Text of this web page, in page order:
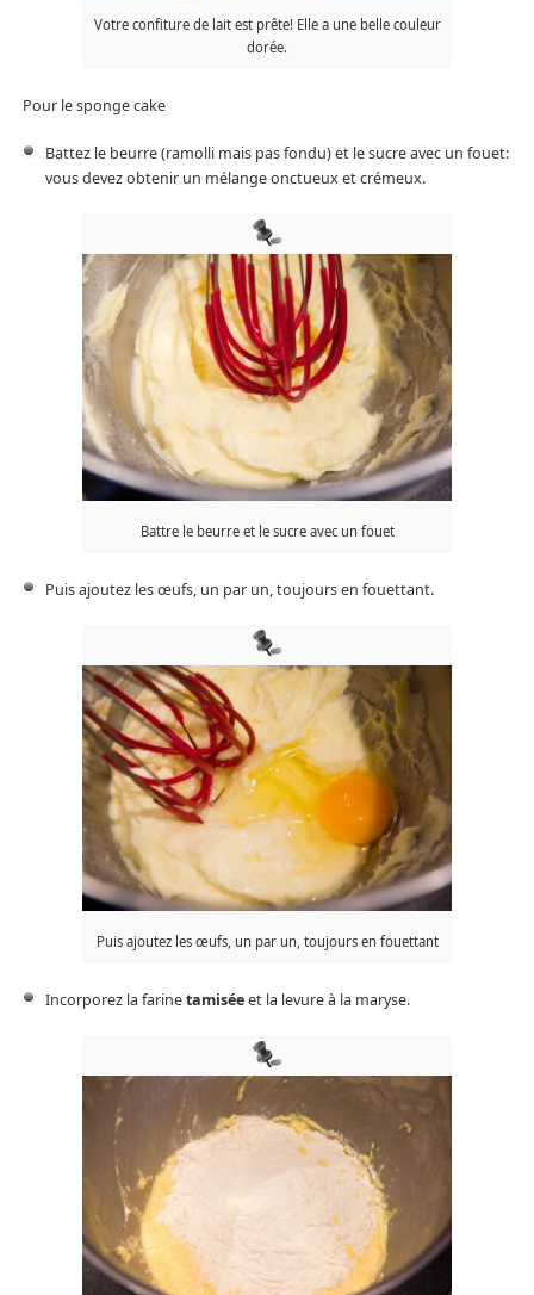
Votre confiture de lait est prête! Elle a une belle couleur
dorée.
Pour le sponge cake
Battez le beurre (ramolli mais pas fondu) et le sucre avec un fouet:
vous devez obtenir un mélange onctueux et crémeux.
Battre le beurre et le sucre avec un fouet
Puis ajoutez les œufs, un par un, toujours en fouettant.
Puis ajoutez les œufs, un par un, toujours en fouettant
Incorporez la farinetamiséeet la levureà la maryse.